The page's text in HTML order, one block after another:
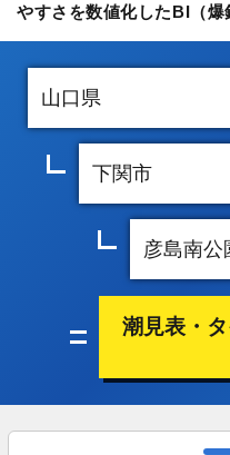
やすさを数値化したBI（爆
潮見表・